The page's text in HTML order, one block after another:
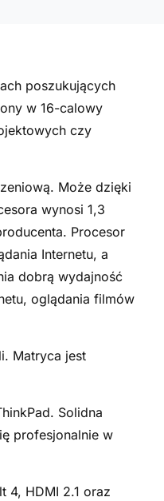
poszukujących
w 16-calowy
czy
Może dzięki
wynosi 1,3
Procesor
Internetu, a
dobrą wydajność
oglądania filmów
Matryca jest
Solidna
profesjonalnie w
4, HDMI 2.1 oraz